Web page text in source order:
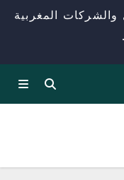
المغربية